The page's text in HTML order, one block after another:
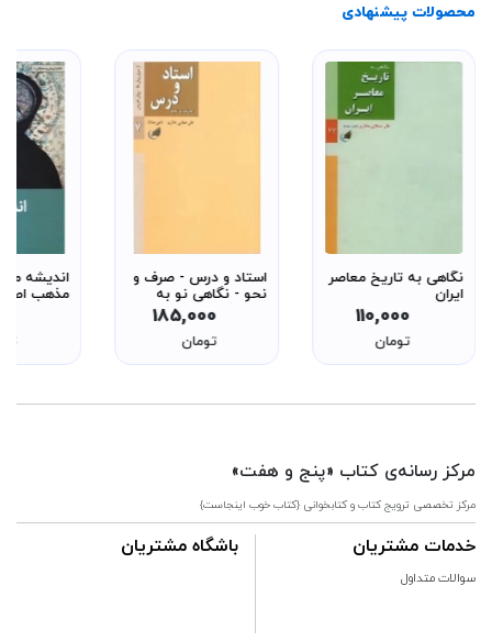
محصولات پیشنهادی
نگاهی به تاریخ معاصر
ایران
110,000
تومان
استاد و درس - صرف و
نحو - نگاهی نو به
روش آموزش ادبیات
عرب - از سری روش ها
185,000
تومان
اندیشه
مذهب
مرکز رسانه‌ی کتاب «پنج و هفت»
مرکز تخصصی ترویج کتاب و کتابخوانی {کتاب خوب اینجاست}
خدمات مشتریان
سوالات متداول
باشگاه مشتریان